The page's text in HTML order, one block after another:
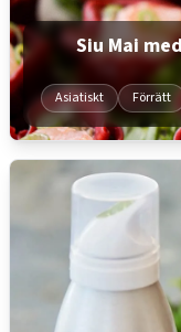
Siu Mai
Asiatiskt Förrätt